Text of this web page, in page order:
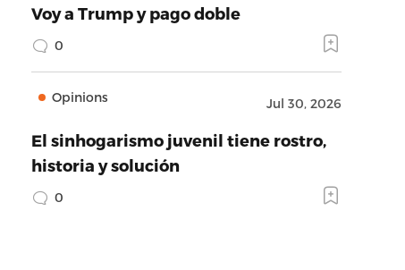
Voy a Trump y pago doble
0
Opinions Jul 30, 2026
El sinhogarismo juvenil tiene rostro,
historia y solución
0